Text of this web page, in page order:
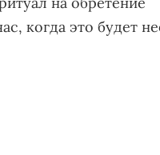
когда это будет